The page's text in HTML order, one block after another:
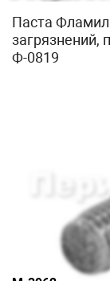
Паста
загрязнений,
Ф-0819